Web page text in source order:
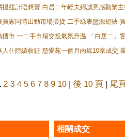
搵扭計唔想賣 白居二年輕夫婦誠意感動業
買家同時出動市場掃貨 二手綠表盤源短缺
樓市 一二手市場交投氣氛升温 「白居二
人仕陸續收証 慈愛苑一個月內錄10宗成交
2 3 4 5 6 7 8 9 10 | 後 10 頁 | 尾
相關成交